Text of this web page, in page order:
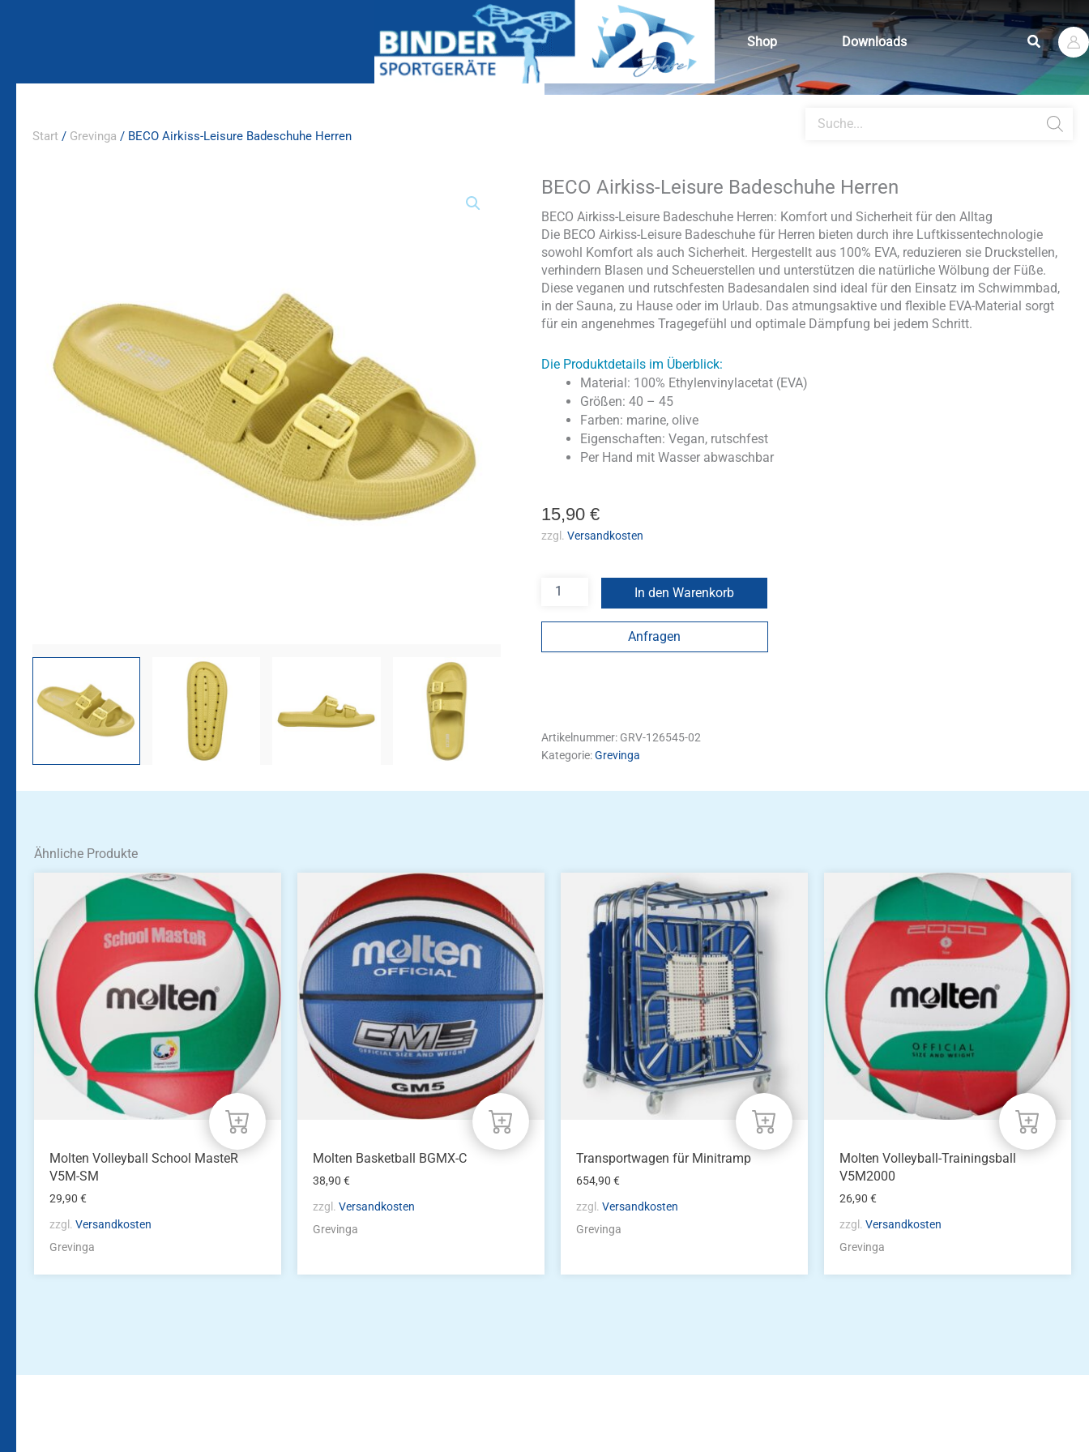
Shop Downloads Suchen
search
Start / Grevinga / BECO Airkiss-Leisure Badeschuhe Herren
BECO Airkiss-Leisure Badeschuhe Herren
BECO Airkiss-Leisure Badeschuhe Herren: Komfort und Sicherheit für den Alltag
Die BECO Airkiss-Leisure Badeschuhe für Herren bieten durch ihre Luftkissentechnologie
sowohl Komfort als auch Sicherheit. Hergestellt aus 100% EVA, reduzieren sie Druckstellen,
verhindern Blasen und Scheuerstellen und unterstützen die natürliche Wölbung der Füße.
Diese veganen und rutschfesten Badesandalen sind ideal für den Einsatz im Schwimmbad,
in der Sauna, zu Hause oder im Urlaub. Das atmungsaktive und flexible EVA-Material sorgt
für ein angenehmes Tragegefühl und optimale Dämpfung bei jedem Schritt.
Die Produktdetails im Überblick:
Material: 100% Ethylenvinylacetat (EVA)
Größen: 40 – 45
Farben: marine, olive
Eigenschaften: Vegan, rutschfest
Per Hand mit Wasser abwaschbar
15,90 €
zzgl. Versandkosten
BECO
Leisure
Badeschuhe
Herren
Menge
In den Warenkorb
Anfragen
Artikelnummer: GRV-126545-02
Kategorie:Grevinga
Ähnliche Produkte
Molten Volleyball School MasteR
V5M-SM
29,90€
zzgl.Versandkosten
Grevinga
Molten Basketball BGMX-C
38,90€
zzgl.Versandkosten
Grevinga
Transportwagen für Minitramp
654,90€
zzgl.Versandkosten
Grevinga
Molten Volleyball-Trainingsball
V5M2000
26,90€
zzgl.Versandkosten
Grevinga